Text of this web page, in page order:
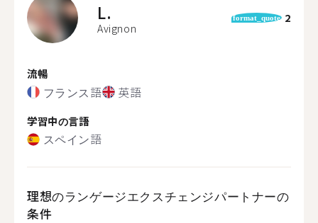
L.
Avignon
format_quote 2
流暢
フランス語 英語
学習中の言語
スペイン語
理想のランゲージエクスチェンジパートナーの
条件